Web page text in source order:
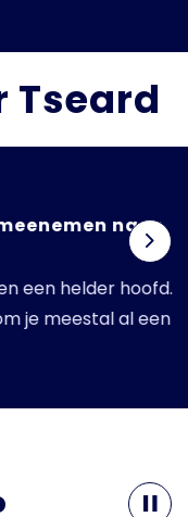
Tseard
naar
helder hoofd.
al een
Next